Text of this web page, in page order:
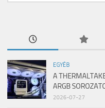
EGYÉB
A
ARGB
2026-07-27